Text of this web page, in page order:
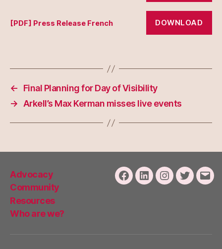
[PDF] Press Release French DOWNLOAD
←
Final Planning for Day of Visibility
→ Arkell’s Max Kerman misses live events
Advocacy
Community
Resources
Who are we?
Facebook
LinkedInInstagram
Twitter